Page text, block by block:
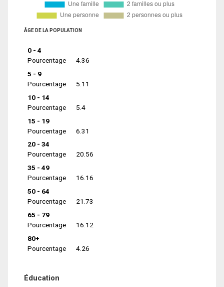
ÂGE DE LA POPULATION
0 - 4
Pourcentage
4.36
5 - 9
Pourcentage
5.11
10 - 14
Pourcentage
5.4
15 - 19
Pourcentage
6.31
20 - 34
Pourcentage
20.56
35 - 49
Pourcentage
16.16
50 - 64
Pourcentage
21.73
65 - 79
Pourcentage
16.12
80+
Pourcentage
4.26
Éducation